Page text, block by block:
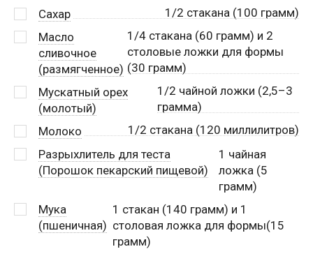
Сахар
1/2 стакана (100 грамм)
Масло
сливочное
(размягченное)
1/4 стакана (60 грамм) и 2
столовые ложки для формы
(30 грамм)
Мускатный орех
(молотый)
1/2 чайной ложки (2,5–3
грамма)
Молоко
1/2 стакана (120 миллилитров)
Разрыхлитель для теста
(Порошок пекарский пищевой)
1 чайная
ложка (5
грамм)
Мука
(пшеничная)
1 стакан (140 грамм) и 1
столовая ложка для формы(15
грамм)